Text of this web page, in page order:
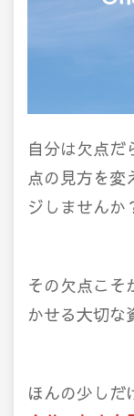
自分は欠点だ
点の見方を変
ジしませんか
その欠点こそ
かせる大切な
ほんの少しだ